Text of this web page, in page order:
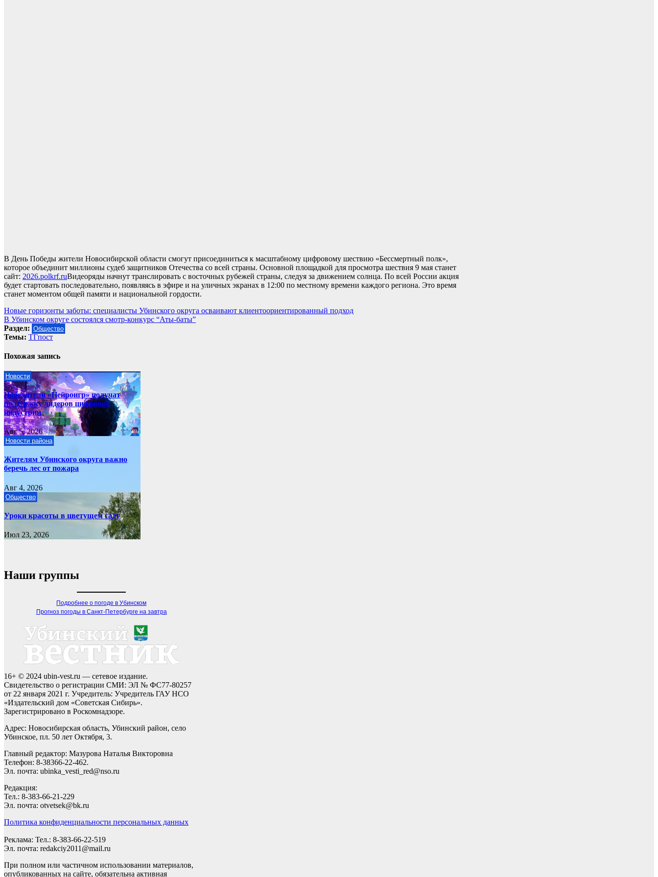
В День Победы жители Новосибирской области смогут присоединиться к масштабному цифровому шествию «Бессмертный полк»,
которое объединит миллионы судеб защитников Отечества со всей страны. Основной площадкой для просмотра шествия 9 мая станет
сайт: 2026.polkrf.ruВидеоряды начнут транслировать с восточных рубежей страны, следуя за движением солнца. По всей России акция
будет стартовать последовательно, появляясь в эфире и на уличных экранах в 12:00 по местному времени каждого региона. Это время
станет моментом общей памяти и национальной гордости.
Навигация
по
записям
Новые горизонты заботы: специалисты Убинского округа осваивают клиентоориентированный подход
В Убинском округе состоялся смотр-конкурс “Аты-баты”
Раздел: Общество
Темы: ТГпост
Похожая запись
Новости
Победители «Нейроигр» получат
поддержку лидеров цифровой
индустрии
Авг 5, 2026
Новости района
Жителям Убинского округа важно
беречь лес от пожара
Авг 4, 2026
Общество
Уроки красоты в цветущем саду
Июл 23, 2026
Наши группы
Подробнее о погоде в Убинском
Прогноз погоды в Санкт-Петербурге на завтра
16+ © 2024 ubin-vest.ru — сетевое издание.
Свидетельство о регистрации СМИ: ЭЛ № ФС77-80257
от 22 января 2021 г. Учредитель: Учредитель ГАУ НСО
«Издательский дом «Советская Сибирь».
Зарегистрировано в Роскомнадзоре.
Адрес: Новосибирская область, Убинский район, село
Убинское, пл. 50 лет Октября, 3.
Главный редактор: Мазурова Наталья Викторовна
Телефон: 8-38366-22-462.
Эл. почта: ubinka_vesti_red@nso.ru
Редакция:
Тел.: 8-383-66-21-229
Эл. почта: otvetsek@bk.ru
Политика конфиденциальности персональных данных
Реклама: Тел.: 8-383-66-22-519
Эл. почта: redakciy2011@mail.ru
При полном или частичном использовании материалов,
опубликованных на сайте, обязательна активная